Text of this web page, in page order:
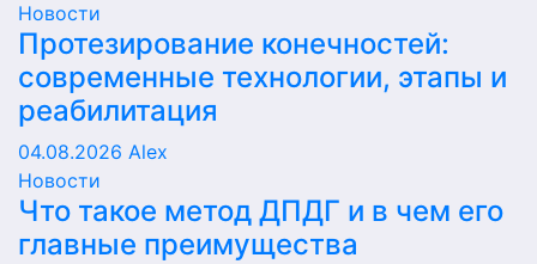
Новости
Протезирование конечностей:
современные технологии, этапы и
реабилитация
04.08.2026 Alex
Новости
Что такое метод ДПДГ и в чем его
главные преимущества